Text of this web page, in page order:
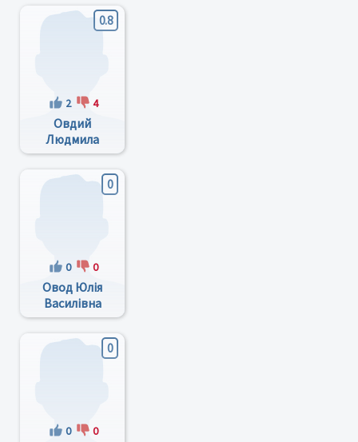
0.8
2 4
Овдий
Людмила
Ивановна
0
0 0
Овод Юлія
Василівна
0
0 0